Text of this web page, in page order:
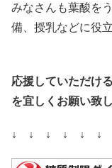
みなさんも葉酸を
備、授乳などに役
応援していただけ
を宜しくお願い致
↓ ↓ ↓ ↓ ↓ ↓